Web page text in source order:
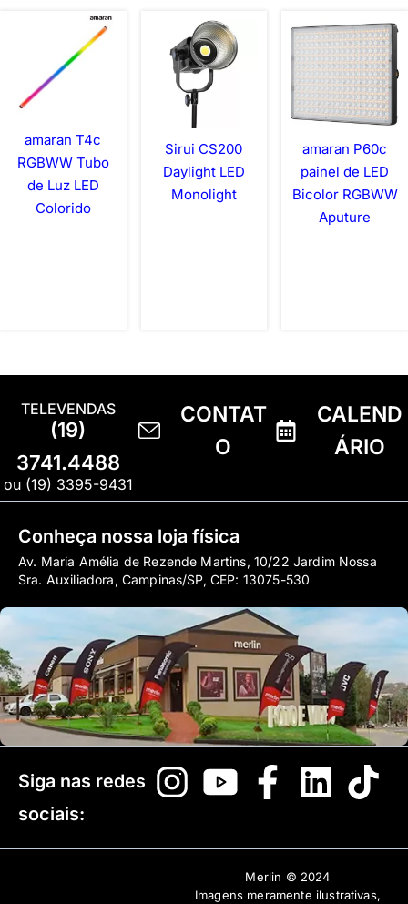
amaran T4c
RGBWW Tubo
de Luz LED
Colorido
Sirui CS200
Daylight LED
Monolight
amaran P60c
painel de LED
Bicolor RGBWW
Aputure
TELEVENDAS
(19)
3741.4488
ou (19) 3395-9431
CONTAT
O
CALEND
ÁRIO
Conheça nossa loja física
Av. Maria Amélia de Rezende Martins, 10/22 Jardim Nossa
Sra. Auxiliadora, Campinas/SP, CEP: 13075-530
Siga nas redes
sociais:
Merlin © 2024
Imagens meramente ilustrativas,